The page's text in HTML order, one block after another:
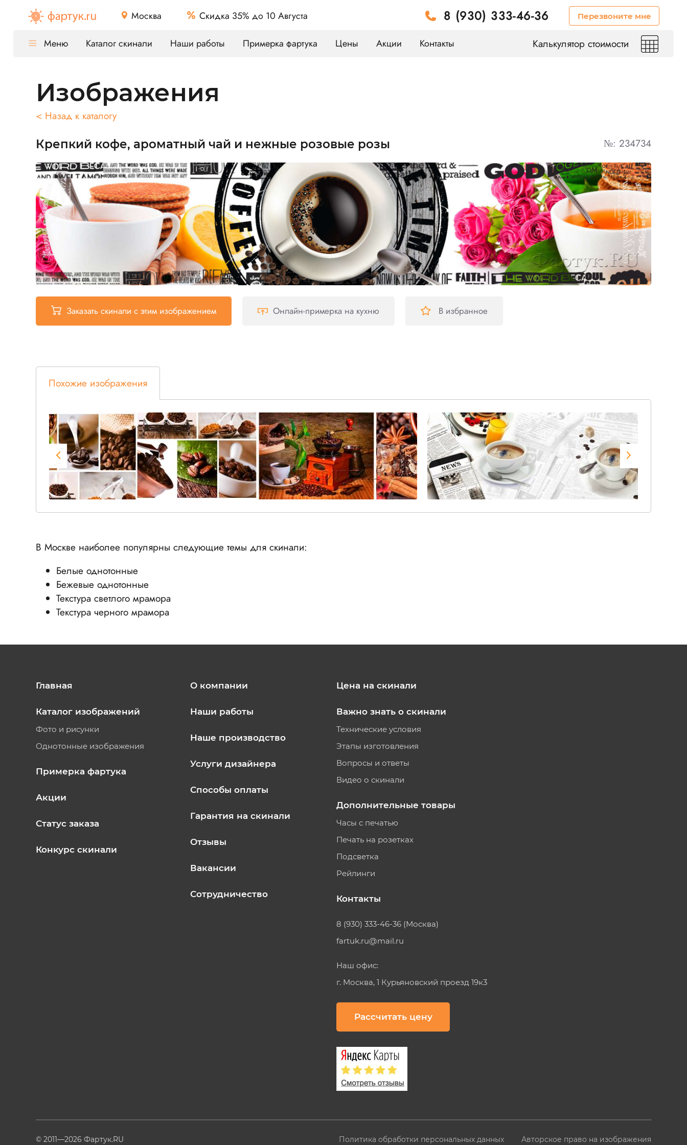
Москва Скидка 35% до 10 Августа 8 (930) 333-46-36 Перезвоните мне
Меню Каталог скинали Наши работы Примерка фартука Цены Акции Контакты Калькулятор стоимости
Изображения
< Назад к каталогу
Крепкий кофе, ароматный чай и нежные розовые розы №: 234734
Заказать скинали с этим изображением Онлайн-примерка на кухню В избранное
Похожие изображения
В Москве наиболее популярны следующие темы для скинали:
Белые однотонные
Бежевые однотонные
Текстура светлого мрамора
Текстура черного мрамора
Главная
Каталог изображений
Фото и рисунки
Однотонные изображения
Примерка фартука
Акции
Статус заказа
Конкурс скинали
О компании
Наши работы
Наше производство
Услуги дизайнера
Способы оплаты
Гарантия на скинали
Отзывы
Вакансии
Сотрудничество
Цена на скинали
Важно знать о скинали
Технические условия
Этапы изготовления
Вопросы и ответы
Видео о скинали
Дополнительные товары
Часы с печатью
Печать на розетках
Подсветка
Рейлинги
Контакты
8 (930) 333-46-36 (Москва)
fartuk.ru@mail.ru
Наш офис:
г. Москва, 1 Курьяновский проезд 19к3
Рассчитать цену
© 2011—2026 Фартук.RU Политика обработки персональных данных Авторское право на изображения